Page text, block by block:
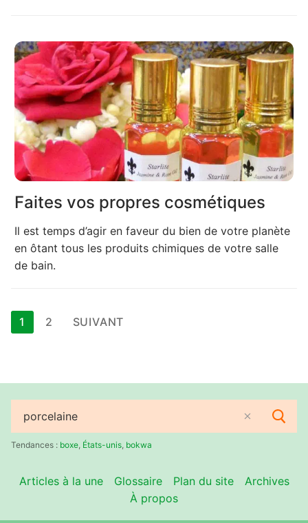
Faites vos propres cosmétiques
Il est temps d’agir en faveur du bien de votre planète
en ôtant tous les produits chimiques de votre salle
de bain.
Pagination
des
1 2 SUIVANT
Rechercher
:Tendances : boxe États-unis bokwa
Articles à la une Glossaire Plan du site
Archives
À propos